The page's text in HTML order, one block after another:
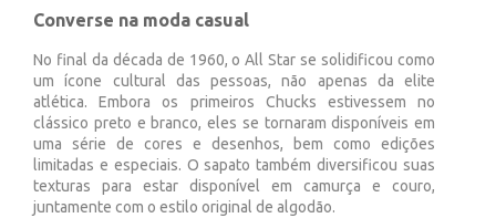
Converse na moda casual
No final da década de 1960, o All Star se solidificou como
um ícone cultural das pessoas, não apenas da elite
atlética. Embora os primeiros Chucks estivessem no
clássico preto e branco, eles se tornaram disponíveis em
uma série de cores e desenhos, bem como edições
limitadas e especiais. O sapato também diversificou suas
texturas para estar disponível em camurça e couro,
juntamente com o estilo original de algodão.